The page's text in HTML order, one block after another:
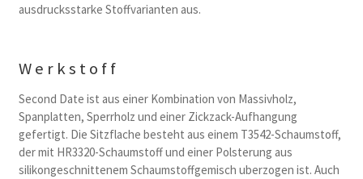
ausdrucksstarke Stoffvarianten aus.
Werkstoff
Second Date ist aus einer Kombination von Massivholz,
Spanplatten, Sperrholz und einer Zickzack-Aufhangung
gefertigt. Die Sitzflache besteht aus einem T3542-Schaumstoff,
der mit HR3320-Schaumstoff und einer Polsterung aus
silikongeschnittenem Schaumstoffgemisch uberzogen ist. Auch